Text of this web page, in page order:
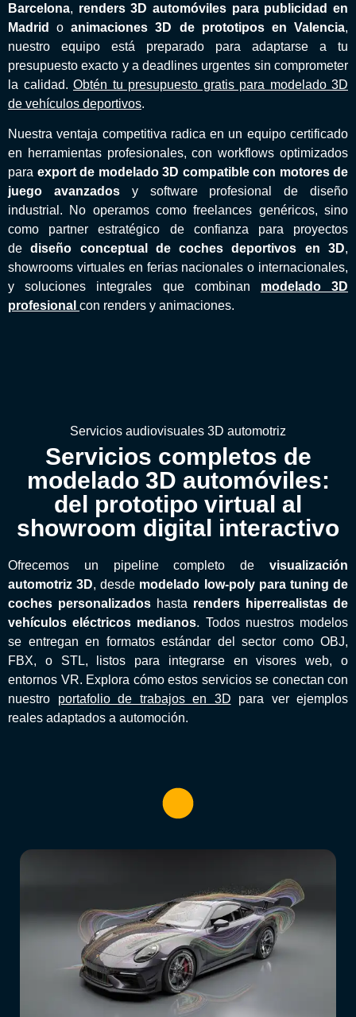
Barcelona, renders 3D automóviles para publicidad en
Madrid
oanimaciones 3D de prototipos en Valencia,
nuestro equipo está preparado para adaptarse a tu
presupuesto exacto y a deadlines urgentes sin comprometer
la calidad. Obtén tu presupuesto gratis para modelado 3D
de vehículos deportivos.
Nuestra ventaja competitiva radica en un equipo certificado
en herramientas profesionales, con workflows optimizados
para export de modelado 3D compatible con motores de
juego avanzadosy software profesional de diseño
industrial. No operamos como freelances genéricos, sino
como partner estratégico de confianza para proyectos
dediseño conceptual de coches deportivos en 3D,
showrooms virtuales en ferias nacionales o internacionales,
y soluciones integrales que combinan modelado 3D
profesional con renders y animaciones.
Servicios audiovisuales 3D automotriz
Servicios completos de
modelado 3D automóviles:
del prototipo virtual al
showroom digital interactivo
Ofrecemos un pipeline completo de visualización
automotriz 3D, desde modelado low-poly para tuning de
coches personalizados hasta renders hiperrealistas de
vehículos eléctricos medianos. Todos nuestros modelos
se entregan en formatos estándar del sector como OBJ,
FBX, o STL, listos para integrarse en visores web, o
entornos VR. Explora cómo estos servicios se conectan con
nuestro portafolio de trabajos en 3D para ver ejemplos
reales adaptados a automoción.